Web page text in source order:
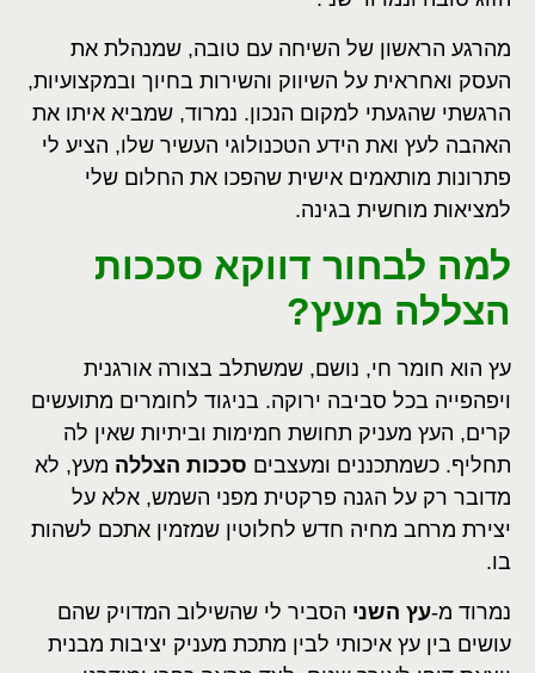
מהרגע הראשון של השיחה עם טובה, שמנהלת את
העסק ואחראית על השיווק והשירות בחיוך ובמקצועיות,
הרגשתי שהגעתי למקום הנכון. נמרוד, שמביא איתו את
האהבה לעץ ואת הידע הטכנולוגי העשיר שלו, הציע לי
פתרונות מותאמים אישית שהפכו את החלום שלי
למציאות מוחשית בגינה.
למה לבחור דווקא סככות
הצללה מעץ?
עץ הוא חומר חי, נושם, שמשתלב בצורה אורגנית
ויפהפייה בכל סביבה ירוקה. בניגוד לחומרים מתועשים
קרים, העץ מעניק תחושת חמימות וביתיות שאין לה
תחליף. כשמתכננים ומעצבים סככות הצללה מעץ, לא
מדובר רק על הגנה פרקטית מפני השמש, אלא על
יצירת מרחב מחיה חדש לחלוטין שמזמין אתכם לשהות
בו.
נמרוד מ-עץ השני הסביר לי שהשילוב המדויק שהם
עושים בין עץ איכותי לבין מתכת מעניק יציבות מבנית